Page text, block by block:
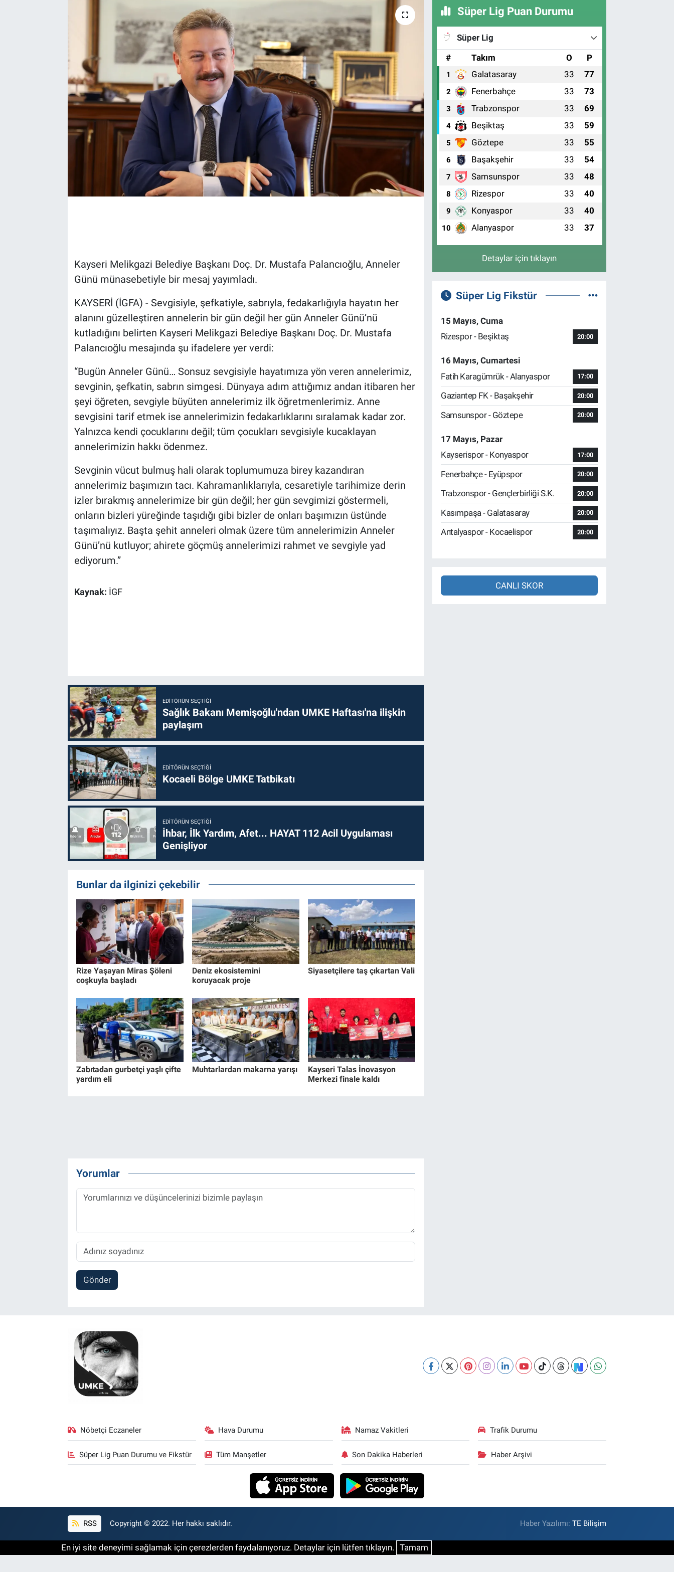
Kayseri Melikgazi Belediye Başkanı Doç. Dr. Mustafa Palancıoğlu, Anneler
Günü münasebetiyle bir mesaj yayımladı.
KAYSERİ (İGFA) - Sevgisiyle, şefkatiyle, sabrıyla, fedakarlığıyla hayatın her
alanını güzelleştiren annelerin bir gün değil her gün Anneler Günü’nü
kutladığını belirten Kayseri Melikgazi Belediye Başkanı Doç. Dr. Mustafa
Palancıoğlu mesajında şu ifadelere yer verdi:
“Bugün Anneler Günü… Sonsuz sevgisiyle hayatımıza yön veren annelerimiz,
sevginin, şefkatin, sabrın simgesi. Dünyaya adım attığımız andan itibaren her
şeyi öğreten, sevgiyle büyüten annelerimiz ilk öğretmenlerimiz. Anne
sevgisini tarif etmek ise annelerimizin fedakarlıklarını sıralamak kadar zor.
Yalnızca kendi çocuklarını değil; tüm çocukları sevgisiyle kucaklayan
annelerimizin hakkı ödenmez.
Sevginin vücut bulmuş hali olarak toplumumuza birey kazandıran
annelerimiz başımızın tacı. Kahramanlıklarıyla, cesaretiyle tarihimize derin
izler bırakmış annelerimize bir gün değil; her gün sevgimizi göstermeli,
onların bizleri yüreğinde taşıdığı gibi bizler de onları başımızın üstünde
taşımalıyız. Başta şehit anneleri olmak üzere tüm annelerimizin Anneler
Günü’nü kutluyor; ahirete göçmüş annelerimizi rahmet ve sevgiyle yad
ediyorum.”
Kaynak: İGF
EDITÖRÜN SEÇTIĞI
Sağlık Bakanı Memişoğlu'ndan UMKE Haftası'na ilişkin
paylaşım
EDITÖRÜN SEÇTIĞI
Kocaeli Bölge UMKE Tatbikatı
EDITÖRÜN SEÇTIĞI
İhbar, İlk Yardım, Afet... HAYAT 112 Acil Uygulaması
Genişliyor
Bunlar da ilginizi çekebilir
Rize Yaşayan Miras Şöleni
coşkuyla başladı
Deniz ekosistemini
koruyacak proje
Siyasetçilere taş çıkartan Vali
Zabıtadan gurbetçi yaşlı çifte
yardım eli
Muhtarlardan makarna yarışı
Kayseri Talas İnovasyon
Merkezi finale kaldı
Yorumlar
Gönder
Süper Lig Puan Durumu
Süper Lig
#
Takım O P
1 Galatasaray 33 77
2 Fenerbahçe 33 73
3 Trabzonspor 33 69
4 Beşiktaş 33 59
5 Göztepe 33 55
6 Başakşehir 33 54
7 Samsunspor 33 48
8 Rizespor 33 40
9 Konyaspor 33 40
10 Alanyaspor 33 37
Detaylar için tıklayın
Süper Lig Fikstür
15 Mayıs, Cuma
Rizespor - Beşiktaş
20:00
16 Mayıs, Cumartesi
Fatih Karagümrük - Alanyaspor
17:00
Gaziantep FK - Başakşehir 20:00
Samsunspor - Göztepe 20:00
17 Mayıs, Pazar
Kayserispor - Konyaspor
17:00
Fenerbahçe - Eyüpspor 20:00
Trabzonspor - Gençlerbirliği S.K. 20:00
Kasımpaşa - Galatasaray 20:00
Antalyaspor - Kocaelispor 20:00
CANLI SKOR
Nöbetçi Eczaneler Hava Durumu Namaz Vakitleri Trafik Durumu
Süper Lig Puan Durumu ve Fikstür Tüm Manşetler Son Dakika Haberleri Haber Arşivi
RSS Copyright © 2022. Her hakkı saklıdır. Haber Yazılımı:TE Bilişim
En iyi site deneyimi sağlamak için çerezlerden faydalanıyoruz. Detaylar için lütfen tıklayın. Tamam